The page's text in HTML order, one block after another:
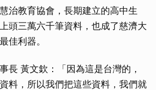
治教育協會，長期建立的高中生
頭三萬六千筆資料，也成了慈濟大
佳利器。
長 黃文欽：「因為這是台灣的，
料，所以我們把這些資料，我們就